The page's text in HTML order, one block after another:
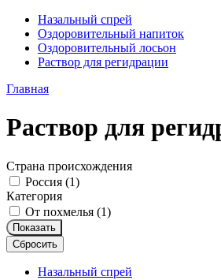
Назальный спрей
Оздоровительный напиток
Оздоровительный лосьон
Раствор для регидрации
Главная
Раствор для
Страна происхождения
Россия (1)
Категория
От похмелья (1)
Показать
Сбросить
Назальный спрей